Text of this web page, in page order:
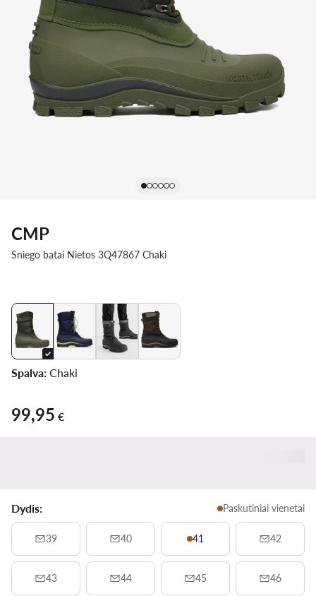
CMP
Sniego batai Nietos 3Q47867 Chaki
Spalva: Chaki
99,95 €
99,95 €
Dydis: Paskutiniai vienetai
39 40 41 42
43 44 45 46